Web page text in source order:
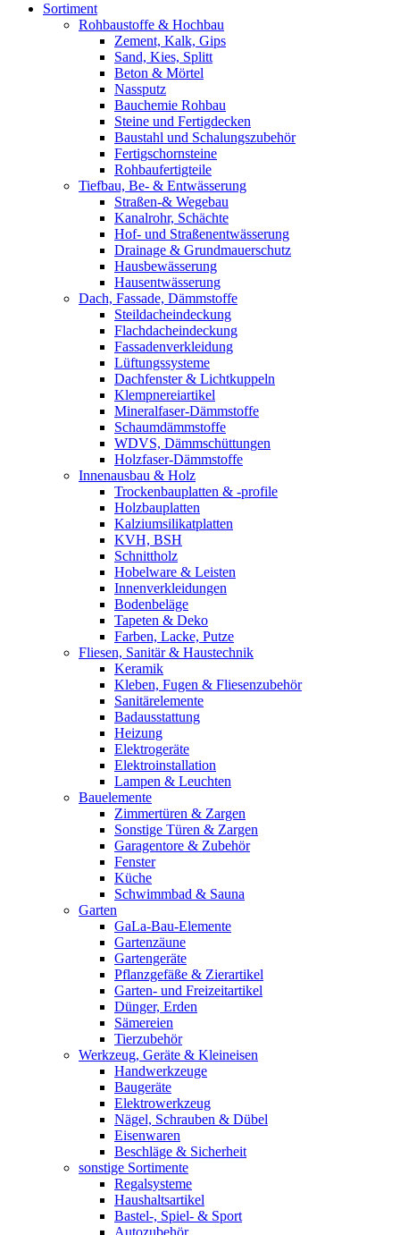
Sortiment
Rohbaustoffe & Hochbau
Zement, Kalk, Gips
Sand, Kies, Splitt
Beton & Mörtel
Nassputz
Bauchemie Rohbau
Steine und Fertigdecken
Baustahl und Schalungszubehör
Fertigschornsteine
Rohbaufertigteile
Tiefbau, Be- & Entwässerung
Straßen-& Wegebau
Kanalrohr, Schächte
Hof- und Straßenentwässerung
Drainage & Grundmauerschutz
Hausbewässerung
Hausentwässerung
Dach, Fassade, Dämmstoffe
Steildacheindeckung
Flachdacheindeckung
Fassadenverkleidung
Lüftungssysteme
Dachfenster & Lichtkuppeln
Klempnereiartikel
Mineralfaser-Dämmstoffe
Schaumdämmstoffe
WDVS, Dämmschüttungen
Holzfaser-Dämmstoffe
Innenausbau & Holz
Trockenbauplatten & -profile
Holzbauplatten
Kalziumsilikatplatten
KVH, BSH
Schnittholz
Hobelware & Leisten
Innenverkleidungen
Bodenbeläge
Tapeten & Deko
Farben, Lacke, Putze
Fliesen, Sanitär & Haustechnik
Keramik
Kleben, Fugen & Fliesenzubehör
Sanitärelemente
Badausstattung
Heizung
Elektrogeräte
Elektroinstallation
Lampen & Leuchten
Bauelemente
Zimmertüren & Zargen
Sonstige Türen & Zargen
Garagentore & Zubehör
Fenster
Küche
Schwimmbad & Sauna
Garten
GaLa-Bau-Elemente
Gartenzäune
Gartengeräte
Pflanzgefäße & Zierartikel
Garten- und Freizeitartikel
Dünger, Erden
Sämereien
Tierzubehör
Werkzeug, Geräte & Kleineisen
Handwerkzeuge
Baugeräte
Elektrowerkzeug
Nägel, Schrauben & Dübel
Eisenwaren
Beschläge & Sicherheit
sonstige Sortimente
Regalsysteme
Haushaltsartikel
Bastel-, Spiel- & Sport
Autozubehör